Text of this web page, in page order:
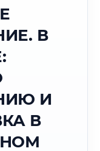
ясно
🌇 Закат:21:00
В
И
В